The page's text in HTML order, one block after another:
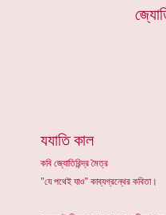
যযাতি কাল
কবি জ্যোতিরিন্দ্র মৈত্র
"যে পথেই যাও" কাব্যগ্রন্থের কবিতা।